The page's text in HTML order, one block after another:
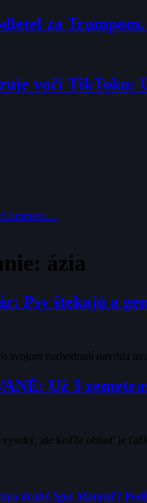
za
voči TikToku:
ázia
Psy štekajú a
svojom rozhodnutí navrhla
Už 3
vysoký, ale keďže oblasť je
druhý Igor Matovič?